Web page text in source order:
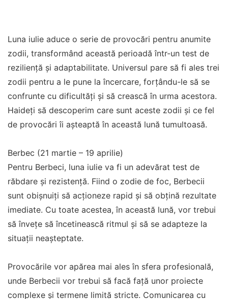
Luna iulie aduce o serie de provocări pentru anumite
zodii, transformând această perioadă într-un test de
reziliență și adaptabilitate. Universul pare să fi ales trei
zodii pentru a le pune la încercare, forțându-le să se
confrunte cu dificultăți și să crească în urma acestora.
Haideți să descoperim care sunt aceste zodii și ce fel
de provocări îi așteaptă în această lună tumultoasă.
Berbec (21 martie – 19 aprilie)
Pentru Berbeci, luna iulie va fi un adevărat test de
răbdare și rezistență. Fiind o zodie de foc, Berbecii
sunt obișnuiți să acționeze rapid și să obțină rezultate
imediate. Cu toate acestea, în această lună, vor trebui
să învețe să încetinească ritmul și să se adapteze la
situații neașteptate.
Provocările vor apărea mai ales în sfera profesională,
unde Berbecii vor trebui să facă față unor proiecte
complexe și termene limită stricte. Comunicarea cu